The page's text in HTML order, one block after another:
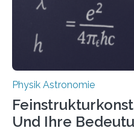
Physik Astronomie
Und Ihre